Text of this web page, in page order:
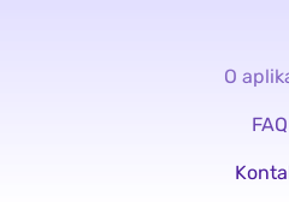
O
FAQ